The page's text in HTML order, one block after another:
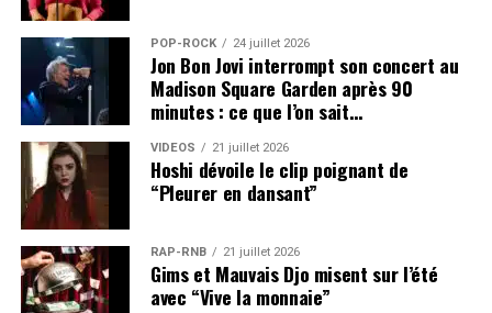
POP-ROCK 24 juillet 2026
Jon Bon Jovi interrompt son concert au
Madison Square Garden après 90
minutes : ce que l’on sait…
VIDEOS 21 juillet 2026
Hoshi dévoile le clip poignant de
“Pleurer en dansant”
RAP-RNB 21 juillet 2026
Gims et Mauvais Djo misent sur l’été
avec “Vive la monnaie”